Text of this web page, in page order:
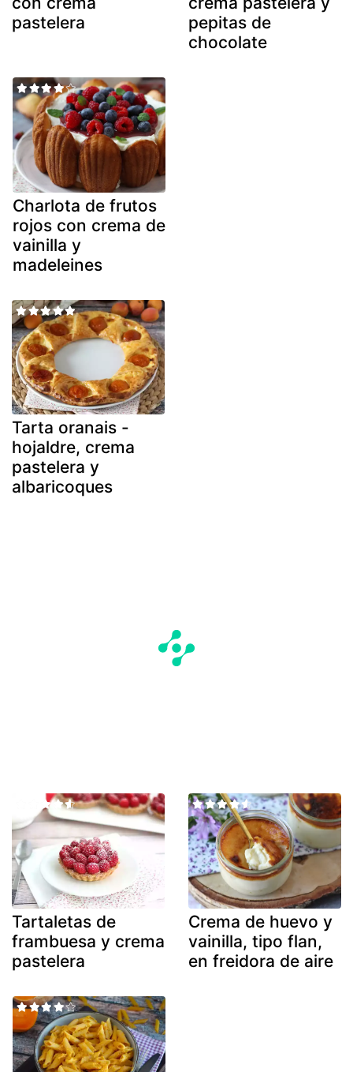
pastelera
pepitas de
chocolate
Charlota de frutos
rojos con crema de
vainilla y
madeleines
Tarta oranais -
hojaldre, crema
pastelera y
albaricoques
Tartaletas de
frambuesa y crema
pastelera
Crema de huevo y
vainilla, tipo flan,
en freidora de aire